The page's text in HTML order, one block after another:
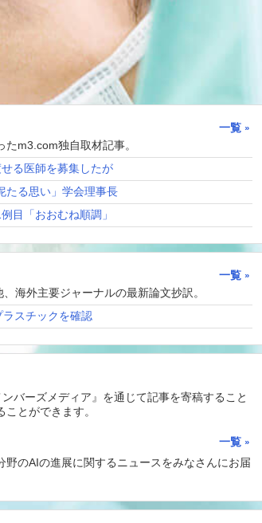
一覧
m3.com独自取材記事。
る医師を募集したが
たる思い」学会理事長
目「おおむね順調」
一覧
海外主要ジャーナルの最新論文抄訳。
スチックを確認
バーズメディア』を通じて記事を寄稿すること
とができます。
一覧
野のAIの進展に関するニュースをみなさんにお届